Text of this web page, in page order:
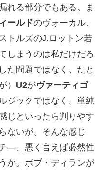
れる部分でもある。ま
ールドのヴォーカル、
トルズのJ.ロットン若
しまうのは私だけだろ
た問題ではなく、たと
） U2がヴァーティゴ
ジックではなく、単純
じといったら判りやす
ないが、そんな感じ
―、悪く言えば必然性
か。ボブ・ディランが